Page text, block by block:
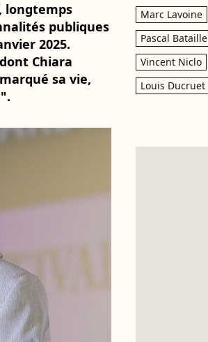
longtemps
publiques
2025.
Chiara
sa vie,
Marc Lavoine
Pascal Bataille
Vincent Niclo
Louis Ducruet